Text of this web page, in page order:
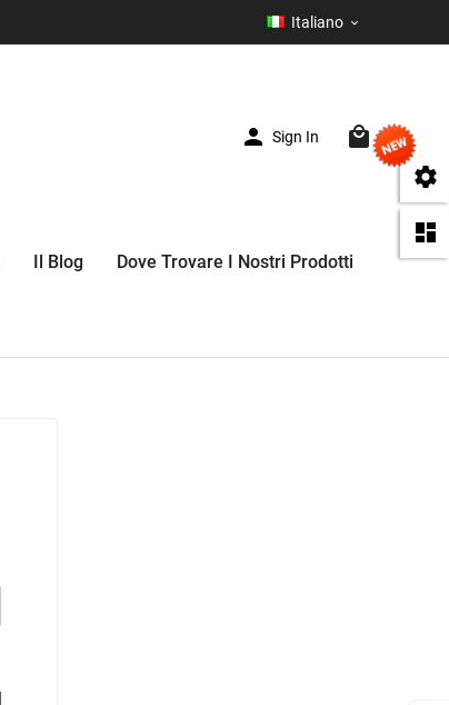


Italiano 
 Sign In  (0)
Il Blog Dove Trovare I Nostri Prodotti